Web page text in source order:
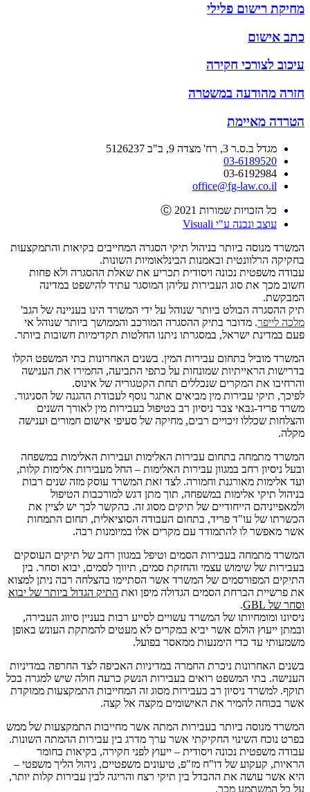
מחיקת רישום פלילי
כתב אישום
עיכוב לצורכי חקירה
חזרה מהודעה במשטרה
הטרדה מאיימת
מגדל ב.ס.ר 3, רח' מצדה 9, ב"ב 5126237
03-6189520
03-6192984
office@fg-law.co.il
כל הזכויות שמורות Ⓒ 2021
עוצב ונבנה ע"י Visuali
המשרד מנוסה ביותר בניהול תיקי הסגרה המחייבים בקיאות והתמקצעות
בחקיקה הרלוונטית ובאמנות הבינלאומיות השונות.
עבודה משפטית נכונה ויסודית תכריע את שאלת ההסגרה ולא פחות
חשוב מכך את סוג העבירות עליהן המוסגר עתיד להישפט במדינה
המבקשת.
תיק ההסגרה הבולט ביותר שנוהל על ידי המשרד הינו בעניינה של הגב'
מלכה לייפר. מדובר בתיק ההסגרה המורכב והממושך ביותר שנוהל אי
פעם במדינת ישראל, במסגרתו ניתנו החלטות תקדימיות חשובות ביותר.
המשרד מוביל בתחום עבירות המין. בשנים האחרונות בתי המשפט הקלו
בדרישות הראייתיות שמונחות על כתפי התביעה, החמירו את הענישה
והרחיבו את המקרים שנכללים תחת הקטגוריה של אינוס.
לפיכך, תיקי עבירות מין מביאים אתגר נוסף לעבודת ההגנה של הסניגור.
משרד פריד-גבאי צבר ניסיון רב בטיפול בעבירות מין לאורך השנים
והצלחות שכללו זיכויים רבים, מחיקה של סעיפי אישום חמורים וענישה
מקלה.
המשרד מתמחה בתחום עבירות האלימות ועבירות האלימות במשפחה
ובעל ניסיון רחב במגוון עבירות האלימות – החל מעבירות אלימות קלות,
ועד אלימות מאורגנת וחמורה. לצד זאת המשרד עוסק מזה שנים רבות
בניהול תיקי אלימות במשפחה, תוך מתן דגש למורכבות הטיפול
ולמאפייניהם הייחודיים של תיקים מסוג זה. בהקשר לכך יש לציין את
הכשרתו של עו"ד פריד, בתחום העבודה הסוציאלית, תחום התמחות
אשר מאפשר לו להתמודד עם מקרים אלו במיומנות רבה.
המשרד מתמחה בעבירות הסמים וטיפל במגוון רחב של תיקים העוסקים
בעבירות של שימוש עצמי והחזקת סמים, תיווך לסמים, יבוא וסחר. בין
התיקים המפורסמים של המשרד אשר הסתיימו בהצלחה רבה ניתן למצוא
את פרשיית הברחת הסמים הגדולה מיפן ואת התיק הגדול ביותר של יבוא
וסחר של GBL
.
ניסיונו ומומחיותו של המשרד עשויים לסייע רבות בעניין סיווג העבירה,
ובמתן ייעוץ הולם אשר יביא במקרים לא מעטים להמתקת העונש באופן
משמעותי עד כדי הימנעות ממאסר בפועל.
בשנים האחרונות ניכרת החמרה במדיניות האכיפה לצד החרפה במדיניות
הענישה. בתי המשפט רואים בעבירות הנשק כרעה חולה שיש למגרה בכל
תוקף. למשרד ניסיון רב בעבירות מסוג זה המחייבות התמקצעות ממוקדת
אשר בכוחה להמיר את האישומים מקצה אל קצה.
המשרד מנוסה ביותר בעבירות המתה אשר מחייבות התמקצעות של ממש
בפרט נוכח השינוי החקיקתי אשר ערך מדרג בין עבירות ההמתה השונות.
עבודה משפטית נכונה ויסודית – ייעוץ לפני חקירה, בקיאות בחומר
הראיות, קעקוע של דו"ח מז"פ, טיעונים משפטיים, ניהול הליך משפטי –
היא אשר עושה את ההבדל בין תיקי רצח והריגה לבין עבירות קלות יותר,
על כל המשתמע מכך.